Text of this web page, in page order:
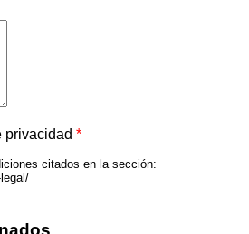
privacidad *
citados en la sección: